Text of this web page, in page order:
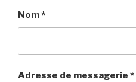
Nom*
Adresse de messagerie *